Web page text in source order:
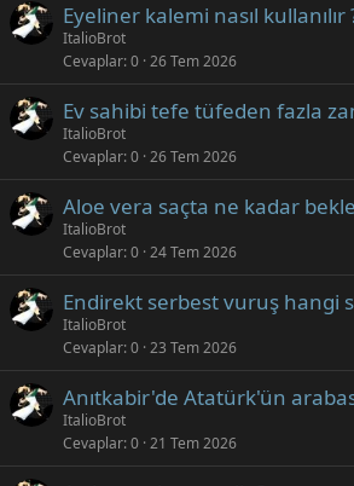
Eyeliner kalemi nasıl kullanılır
ItalioBrot
Cevaplar 0 26 Tem 2026
Ev sahibi tefe tüfeden fazla
ItalioBrot
Cevaplar 0 26 Tem 2026
Aloe vera saçta ne kadar
ItalioBrot
Cevaplar 0 24 Tem 2026
Endirekt serbest vuruş hangi
ItalioBrot
Cevaplar 0 23 Tem 2026
Anıtkabir'de Atatürk'ün
ItalioBrot
Cevaplar 0 21 Tem 2026